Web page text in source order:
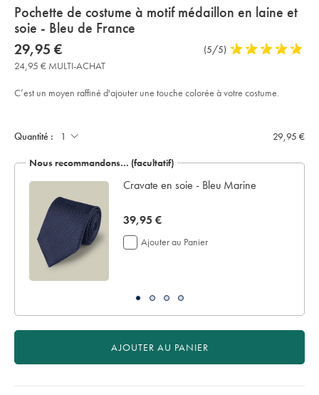
details
about
product:
Pochette de costume à motif médaillon en laine et
soie - Bleu de France
Details
https://www.charlestyrwhitt.com/fr/pochette-
de-
costume-
%C3%A0-
m%C3%A9daillon-
en-
-
de-
sourceCode=frdefault
now
29,95
€
29,95 €
Commentaires
(5/5) 5
of
5
24,95 € MULTI-ACHAT
C’est un moyen raffiné d'ajouter une touche colorée à votre costume.
Actions
cart
options
Quantité : 29,95 €
Nous recommandons… (facultatif)
Cravate en soie - Bleu Marine
now
39,95
€
39,95 €
Ajouter au Panier
AJOUTER AU PANIER